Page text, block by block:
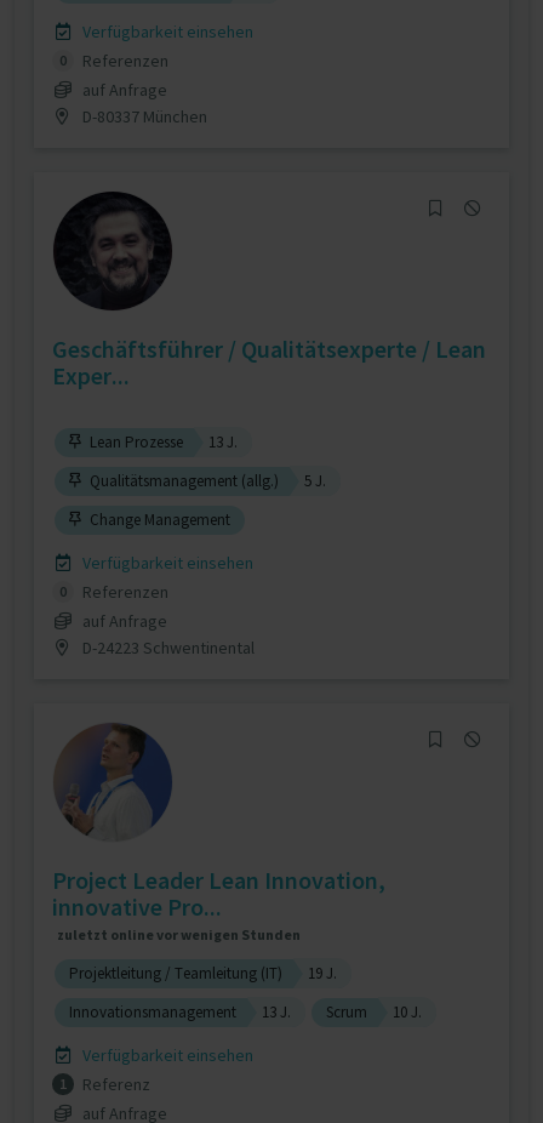
Verfügbarkeit einsehen
0
Referenzen
auf Anfrage
D-80337 München
Geschäftsführer / Qualitätsexperte / Lean
Exper...
Lean Prozesse
13 J.
Qualitätsmanagement (allg.)
5 J.
Change Management
Verfügbarkeit einsehen
0
Referenzen
auf Anfrage
D-24223 Schwentinental
Project Leader Lean Innovation,
innovative Pro...
zuletzt online vor wenigen Stunden
Projektleitung / Teamleitung (IT)
19 J.
Innovationsmanagement
13 J. Scrum 10 J.
Verfügbarkeit einsehen
1
Referenz
auf Anfrage